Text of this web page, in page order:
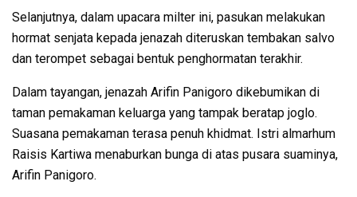
Selanjutnya, dalam upacara milter ini, pasukan melakukan
hormat senjata kepada jenazah diteruskan tembakan salvo
dan terompet sebagai bentuk penghormatan terakhir.
Dalam tayangan, jenazah Arifin Panigoro dikebumikan di
taman pemakaman keluarga yang tampak beratap joglo.
Suasana pemakaman terasa penuh khidmat. Istri almarhum
Raisis Kartiwa menaburkan bunga di atas pusara suaminya,
Arifin Panigoro.